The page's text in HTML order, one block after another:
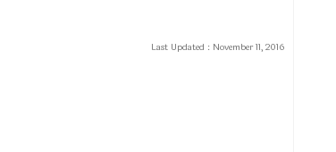
Last Updated : November 11, 2016